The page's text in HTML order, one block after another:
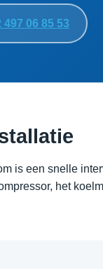
497 06 85 53
is een snelle
het